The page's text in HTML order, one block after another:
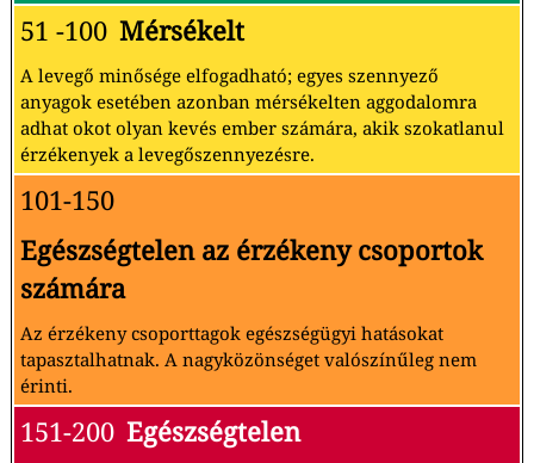
51 -100 Mérsékelt
A levegő minősége elfogadható; egyes szennyező
anyagok esetében azonban mérsékelten aggodalomra
adhat okot olyan kevés ember számára, akik szokatlanul
érzékenyek a levegőszennyezésre.
101-150
Egészségtelen az érzékeny csoportok
számára
Az érzékeny csoporttagok egészségügyi hatásokat
tapasztalhatnak. A nagyközönséget valószínűleg nem
érinti.
151-200 Egészségtelen